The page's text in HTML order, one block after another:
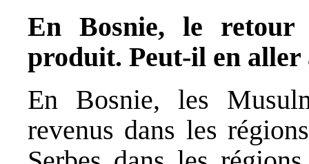
En Bosnie, le retour
produit. Peut-il en aller
En Bosnie, les
revenus dans les